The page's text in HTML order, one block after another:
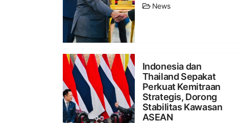
News
Indonesia dan
Thailand Sepakat
Perkuat Kemitraan
Strategis, Dorong
Stabilitas Kawasan
ASEAN